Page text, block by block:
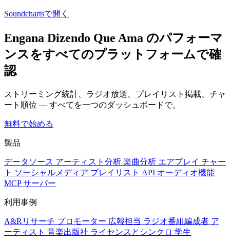
Soundchartsで開く
Engana Dizendo Que Ama のパフォーマ
ンスをすべてのプラットフォームで確
認
ストリーミング統計、ラジオ放送、プレイリスト掲載、チャ
ート順位 — すべてを一つのダッシュボードで。
無料で始める
製品
データソース アーティスト分析 楽曲分析 エアプレイ チャー
ト ソーシャルメディア プレイリスト API オーディオ機能
MCP サーバー
利用事例
A&Rリサーチ プロモーター 広報担当 ラジオ番組編成者 ア
ーティスト 音楽出版社 ライセンスとシンクロ 学生